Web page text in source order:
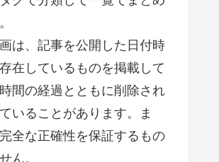
は、記事を公開した日付時
在しているものを掲載して
間の経過とともに削除され
いることがあります。ま
全な正確性を保証するもの
ん。